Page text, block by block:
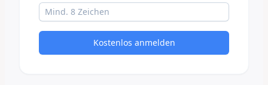
Kostenlos anmelden